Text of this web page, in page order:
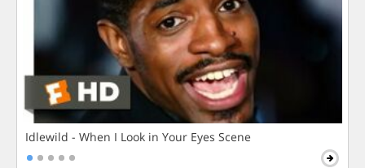
Idlewild - When I Look in Your Eyes Scene